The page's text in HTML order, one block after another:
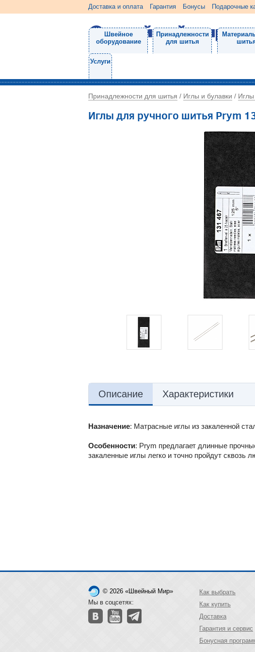
Доставка и оплата Гарантия Бонусы Подарочные
Швейное
оборудование
Принадлежности
для шитья
Услуги
Принадлежности для шитья / Иглы и булавки / Иглы
Иглы для ручного шитья Prym
Описание Характеристики
Назначение: Матрасные иглы из закаленной
Особенности: Prym предлагает длинные
закаленные иглы легко и точно пройдут сквозь
© 2026 «Швейный Мир»
Мы в соцсетях:
Как выбрать
Как купить
Доставка
Гарантия и сервис
Бонусная